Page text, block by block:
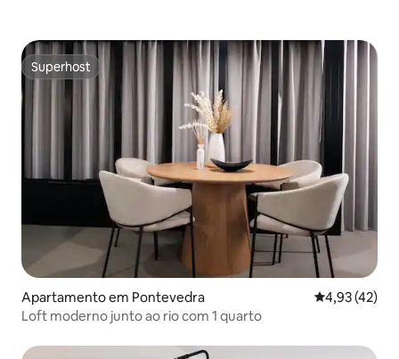
Superhost
Superhost
Apartamento em Pontevedra Classificação
4,93 (42)
Loft moderno junto ao rio com 1 quarto